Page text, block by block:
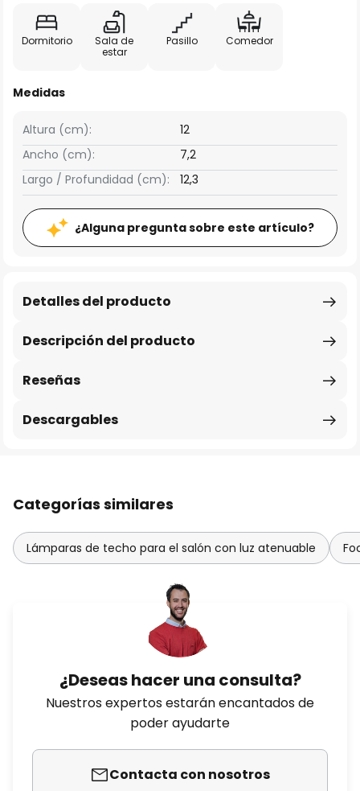
Dormitorio
Sala de
estar
Pasillo Comedor
Medidas
Ancho (cm): 7,2
Altura (cm): 12
Largo / Profundidad (cm): 12,3
¿Alguna pregunta sobre este artículo?
Descripción del producto
Detalles del producto
Reseñas
Descargables
Categorías similares
Lámparas de techo para el salón con luz atenuable
¿Deseas hacer una consulta?
Nuestros expertos estarán encantados de
poder ayudarte
Contacta con nosotros